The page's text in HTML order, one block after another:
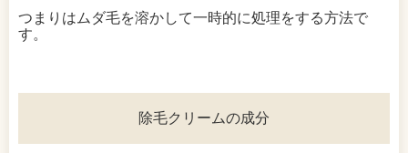
つまりはムダ毛を溶かして一時的に処理をする方法で
す。
除毛クリームの成分